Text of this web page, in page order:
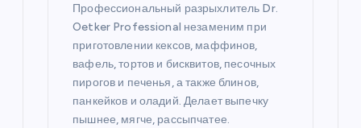
Профессиональный разрыхлитель Dr.
Oetker Professional незаменим при
приготовлении кексов, маффинов,
вафель, тортов и бисквитов, песочных
пирогов и печенья, а также блинов,
панкейков и оладий. Делает выпечку
пышнее, мягче, рассыпчатее.